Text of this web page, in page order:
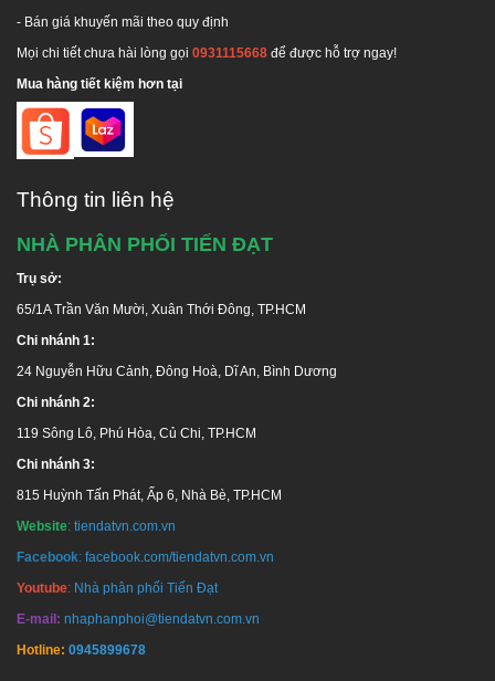
HỆ THỐNG PHÂN PHỐI HÀNG ĐẦU UY TÍN - CHUYÊN
- Bán giá khuyến mãi theo quy định
Mọi chi tiết chưa hài lòng gọi 0931115668 để được hỗ trợ ngay!
Mua hàng tiết kiệm hơn tại
Thông tin liên hệ
NHÀ PHÂN PHỐI TIẾN ĐẠT
Trụ sở:
65/1A Trần Văn Mười, Xuân Thới Đông, TP.HCM
Chi nhánh 1:
24 Nguyễn Hữu Cảnh, Đông Hoà, Dĩ An, Bình Dương
Chi nhánh 2:
119 Sông Lô, Phú Hòa, Củ Chi, TP.HCM
Chi nhánh 3:
815 Huỳnh Tấn Phát, Ấp 6, Nhà Bè, TP.HCM
Website: tiendatvn.com.vn
Facebook: facebook.com/tiendatvn.com.vn
Youtube: Nhà phân phối Tiến Đạt
E-mail: nhaphanphoi@tiendatvn.com.vn
Hotline: 0945899678